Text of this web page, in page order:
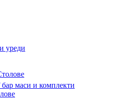
уреди
маси и комплекти